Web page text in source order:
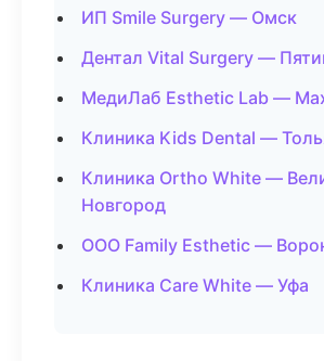
ИП Smile Surgery — Омск
Дентал Vital Surgery —
МедиЛаб Esthetic Lab —
Клиника Kids Dental —
Клиника Ortho White —
Новгород
ООО Family Esthetic —
Клиника Care White — Уфа